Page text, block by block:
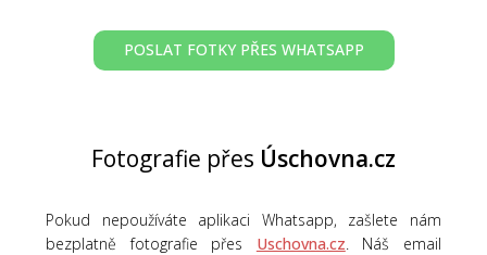
POSLAT FOTKY PŘES WHATSAPP
Fotografie přes Úschovna.cz
Pokud nepoužíváte aplikaci Whatsapp, zašlete nám
bezplatně fotografie přes Uschovna.cz . Náš email